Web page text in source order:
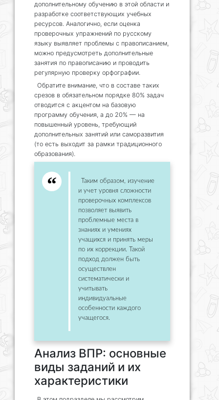
дополнительному обучению в этой области и
разработке соответствующих учебных
ресурсов. Аналогично, если оценка
проверочных упражнений по русскому
языку выявляет проблемы с правописанием,
можно предусмотреть дополнительные
занятия по правописанию и проводить
регулярную проверку орфографии.
Обратите внимание, что в составе таких
срезов в обязательном порядке 80% задач
отводится с акцентом на базовую
программу обучения, а до 20% — на
повышенный уровень, требующий
дополнительных занятий или саморазвития
(то есть выходит за рамки традиционного
образования).
Таким образом, изучение
и учет уровня сложности
проверочных комплексов
позволяет выявить
проблемные места в
знаниях и умениях
учащихся и принять меры
по их коррекции. Такой
подход должен быть
осуществлен
систематически и
учитывать
индивидуальные
особенности каждого
учащегося.
Анализ ВПР: основные
виды заданий и их
характеристики